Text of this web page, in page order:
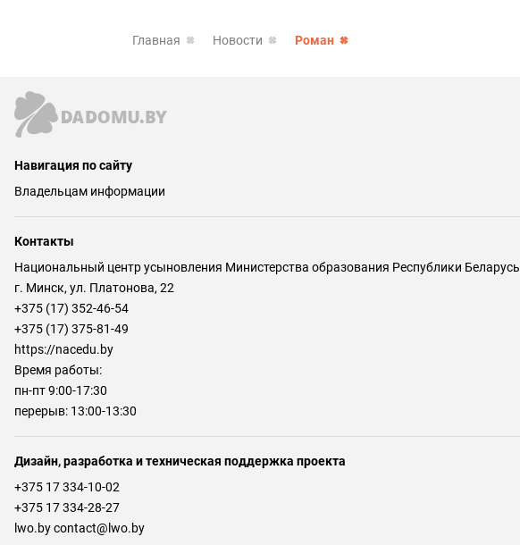
Главная Новости Роман
Навигация по сайту
Владельцам информации
Контакты
Национальный центр усыновления Министерства образования Республики Беларусь
г. Минск, ул. Платонова, 22
+375 (17) 352-46-54
+375 (17) 375-81-49
https://nacedu.by
Время работы:
пн-пт 9:00-17:30
перерыв: 13:00-13:30
Дизайн, разработка и техническая поддержка проекта
+375 17 334-10-02
+375 17 334-28-27
lwo.by contact@lwo.by